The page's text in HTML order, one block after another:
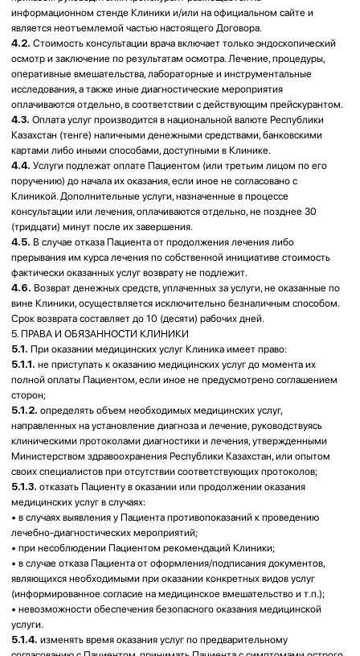
являющихся необходимыми при оказании конкретных видов услуг
(информированное согласие на медицинское вмешательство и т.п.);
• невозможности обеспечения безопасного оказания медицинской
услуги.
5.1.4.изменять время оказания услуг по предварительному
согласованию с Пациентом, принимать Пациента с симптомами острого
заболевания вне очереди, заменять лечащего врача;
в случае опоздания Пациента более чем на 10 (десять) минут по
отношению к назначенному Пациенту времени получения услуги,
Клиника вправе перенести или отменить запись Пациента на прием;
5.1.6.
хранить и обрабатывать персональные данные пациентов,
использовать в обезличенном виде по своему усмотрению.
5.2.при оказании медицинских услуг Клиника обязана:
5.2.1.оказывать медицинские услуги в соответствии с
законодательством Республики Казахстан о здравоохранении и лучшей
клинической практикой;
5.2.2.вести учет оказанных услуг;
5.2.3.
предоставлять Пациенту достоверную информацию о месте
нахождения Клиники, режиме работы, квалификации специалистов,
видах, объёме и стоимости медицинских услуг;
5.2.4.информировать Пациента о противопоказаниях и возможных
последствиях оказываемых услуг, а также о необходимости
дополнительных обследований или лечения;
5.2.5.обеспечить режим конфиденциальности состояния здоровья
Пациента в соответствии с законодательством о врачебной тайне и
персональных данных;
5.2.5.обеспечивать надлежащее санитарное состояние помещений и
безопасные условия оказания медицинской помощи.
6. ПРАВА И ОБЯЗАННОСТИ ПАЦИЕНТА
6.1.При обращении за медицинской помощью и ее получении Пациент
имеет право на:
6.1.1.
уважительное и гуманное отношение со стороны работников
Клиники и других лиц, участвующих в оказании медицинской помощи;
6.1.2. получение информации о фамилии, имени, отчестве, должности,
опыте работы и уровне квалификации его лечащего врача и других лиц,
непосредственно участвующих в оказании ему медицинской помощи;
6.1.3.обследование и лечение в условиях, соответствующих санитарно-
гигиеническим и противоэпидемическим требованиям;
соответствующей альтернативы;
6.1.5.пациент или его законный представитель имеет право отказаться
от медицинского вмешательства или потребовать его прекращения, за
исключением случаев, предусмотренных законом. При отказе от
медицинского вмешательства Пациенту или его законному
представителю в доступной для него форме должны быть разъяснены
Отказ от медицинского вмешательства оформляется записью в
медицинской документации и подписывается Пациентом либо его
законным представителем, а также медицинским работником;
обращение с жалобой к должностным лицам Клиники, а также в
контролирующие и/или надзирающие органы или в суд;
6.1.8.сохранение работниками Клиники в тайне информации о факте
его обращения за медицинской помощью, состоянии здоровья,
диагнозе и иных сведений, полученных при его обследовании и
лечении, за исключением случаев, предусмотренных
законодательственными актами. Право Пациента на
получении медицинской помощи, а также иной информации,
составляющей врачебную тайну, порождает ответственность
медицинских работников и иных лиц за ее разглашение.;